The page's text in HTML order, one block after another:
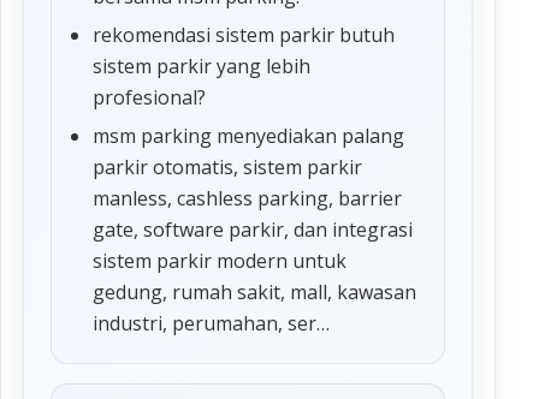
rekomendasi sistem parkir butuh
sistem parkir yang lebih
profesional?
msm parking menyediakan palang
parkir otomatis, sistem parkir
manless, cashless parking, barrier
gate, software parkir, dan integrasi
sistem parkir modern untuk
gedung, rumah sakit, mall, kawasan
industri, perumahan, ser…